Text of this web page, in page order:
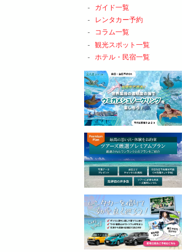
ガイド一覧
レンタカー予約
コラム一覧
観光スポット一覧
ホテル・民宿一覧